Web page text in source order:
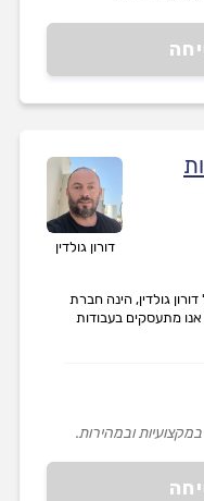
דורון גולדין
גולדין, הינה חברת
אנו מתעסקים בעבודות
ובמהירות.